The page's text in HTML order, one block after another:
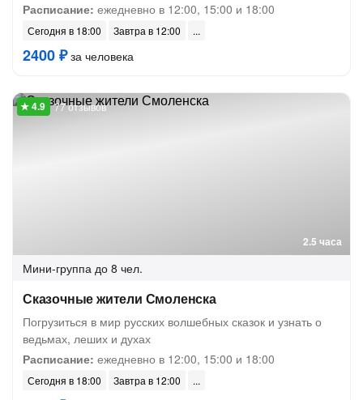
Расписание: ежедневно в 12:00, 15:00 и 18:00
Сегодня в 18:00 Завтра в 12:00
2400 ₽за человека
2.5 часа
77 отзывов
Мини-группа до 8 чел.
Сказочные жители Смоленска
Погрузиться в мир русских волшебных сказок и узнать о
ведьмах, леших и духах
Расписание: ежедневно в 12:00, 15:00 и 18:00
Сегодня в 18:00 Завтра в 12:00